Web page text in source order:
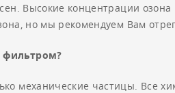
Высокие концентрации
но мы рекомендуем Вам
механические частицы.